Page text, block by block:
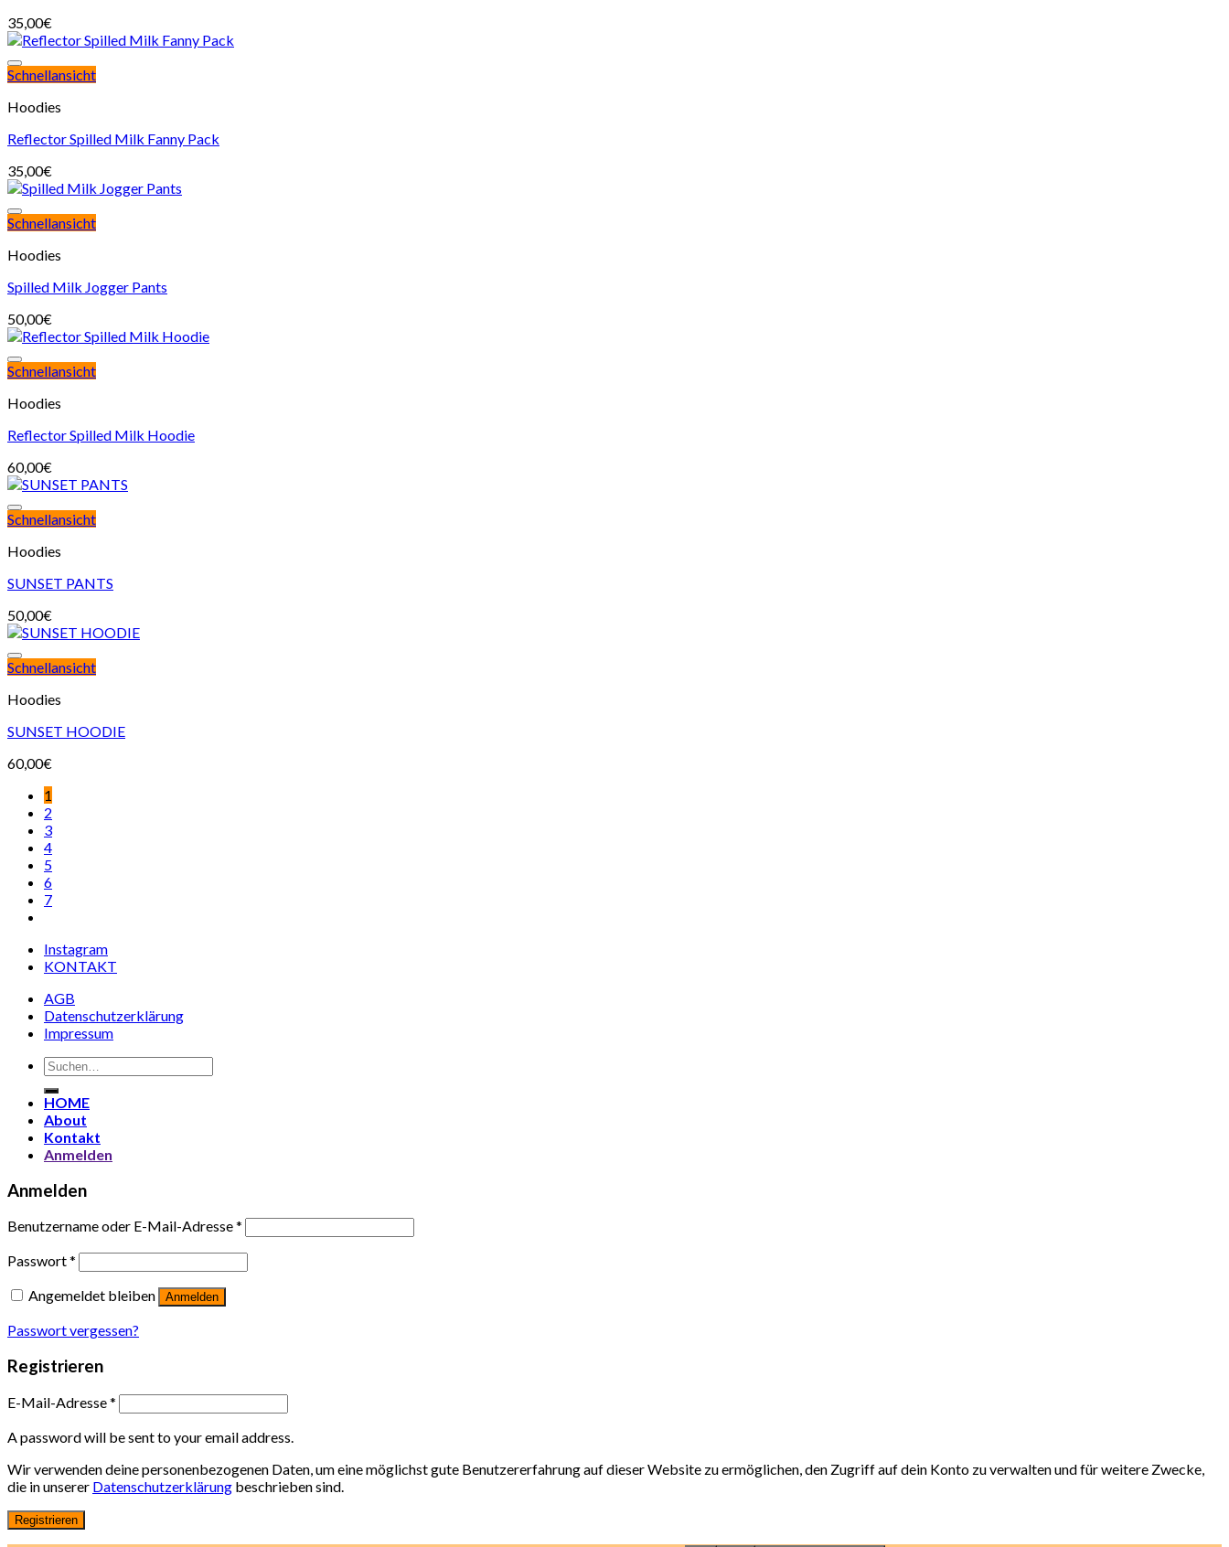
35,00€
Schnellansicht
Hoodies
Reflector Spilled Milk Fanny Pack
35,00€
Schnellansicht
Hoodies
Spilled Milk Jogger Pants
50,00€
Schnellansicht
Hoodies
Reflector Spilled Milk Hoodie
60,00€
Schnellansicht
Hoodies
SUNSET PANTS
50,00€
Schnellansicht
Hoodies
SUNSET HOODIE
60,00€
1
2
3
4
5
6
7
Instagram
KONTAKT
AGB
Datenschutzerklärung
Impressum
Suchen
nach:
HOME
About
Kontakt
Anmelden
Anmelden
Benutzername oder E-Mail-Adresse*
Passwort*
Angemeldet bleiben
Anmelden
Passwort vergessen?
Registrieren
E-Mail-Adresse*
A password will be sent to your email address.
Wir verwenden deine personenbezogenen Daten, um eine möglichst gute Benutzererfahrung auf dieser Website zu ermöglichen, den Zugriff auf dein Konto zu verwalten und für weitere Zwecke,
die in unserer Datenschutzerklärung beschrieben sind.
Registrieren